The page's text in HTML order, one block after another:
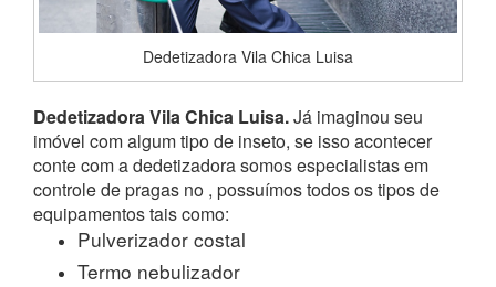
Dedetizadora Vila Chica Luisa
Dedetizadora Vila Chica Luisa.Já imaginou seu
imóvel com algum tipo de inseto, se isso acontecer
conte com a dedetizadora somos especialistas em
controle de pragas no , possuímos todos os tipos de
equipamentos tais como:
Pulverizador costal
Termo nebulizador